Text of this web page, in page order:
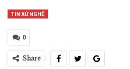
TIN XỨ NGHỆ
0
Share